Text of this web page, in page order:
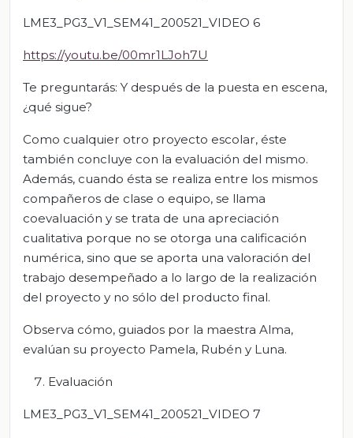
LME3_PG3_V1_SEM41_200521_VIDEO 6
https://youtu.be/00mr1LJoh7U
Te preguntarás: Y después de la puesta en escena,
¿qué sigue?
Como cualquier otro proyecto escolar, éste
también concluye con la evaluación del mismo.
Además, cuando ésta se realiza entre los mismos
compañeros de clase o equipo, se llama
coevaluación y se trata de una apreciación
cualitativa porque no se otorga una calificación
numérica, sino que se aporta una valoración del
trabajo desempeñado a lo largo de la realización
del proyecto y no sólo del producto final.
Observa cómo, guiados por la maestra Alma,
evalúan su proyecto Pamela, Rubén y Luna.
Evaluación
LME3_PG3_V1_SEM41_200521_VIDEO 7